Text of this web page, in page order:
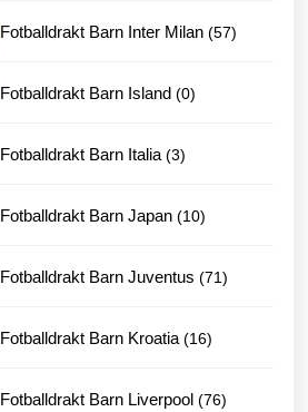
Fotballdrakt Barn Inter Milan 5757
Fotballdrakt Barn Island 00
Fotballdrakt Barn Italia 33
Fotballdrakt Barn Japan 1010
Fotballdrakt Barn Juventus 7171
Fotballdrakt Barn Kroatia 1616
Fotballdrakt Barn Liverpool 7676